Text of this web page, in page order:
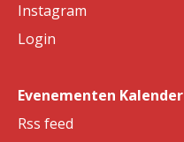
Instagram
Login
Evenementen Kalender
Rss feed